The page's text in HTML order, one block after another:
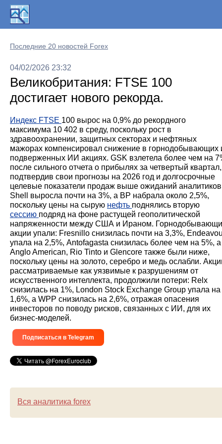
Последние 20 новостей Forex
04/02/2026 23:32
Великобритания: FTSE 100
достигает нового рекорда.
Индекс FTSE 100 вырос на 0,9% до рекордного
максимума 10 402 в среду, поскольку рост в
здравоохранении, защитных секторах и нефтяных
мажорах компенсировал снижение в горнодобывающих
подверженных ИИ акциях. GSK взлетела более чем на
после сильного отчета о прибылях за четвертый квартал,
подтвердив свои прогнозы на 2026 год и долгосрочные
целевые показатели продаж выше ожиданий
Shell выросла почти на 3%, а BP набрала около 2,5%,
поскольку цены на сырую нефть поднялись вторую
сессию подряд на фоне растущей геополитической
напряженности между США и Ираном.
акции упали: Fresnillo снизилась почти на 3,3%,
упала на 2,5%, Antofagasta снизилась более чем на 5%, а
Anglo American, Rio Tinto и Glencore также были ниже,
поскольку цены на золото, серебро и медь ослабли.
рассматриваемые как уязвимые к разрушениям от
искусственного интеллекта, продолжили потери: Relx
снизилась на 1%, London Stock Exchange Group упала на
1,6%, а WPP снизилась на 2,6%, отражая опасения
инвесторов по поводу рисков, связанных с ИИ, для их
бизнес-моделей.
Подписаться в Telegram
Вся аналитика forex